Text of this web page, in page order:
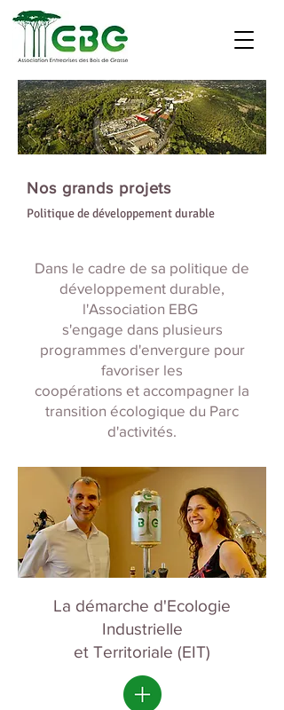
Nos grands projets
Politique de développement durable
Dans le cadre de sa politique de
développement durable,
l'Association EBG
s'engage dans plusieurs
programmes d'envergure pour
favoriser les
coopérations et accompagner la
transition écologique du Parc
d'activités.
La démarche d'Ecologie
Industrielle
et Territoriale (EIT)